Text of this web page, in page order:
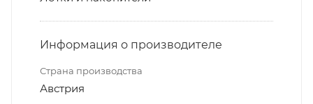
Информация о производителе
Страна производства
Австрия